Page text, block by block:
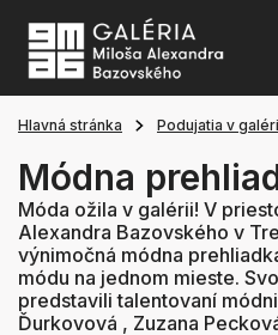
Hlavná stránka Podujatia v
Módna
Móda ožila v galérii! V
Alexandra Bazovského v
výnimočná módna
módu na jednom mieste.
predstavili talentovaní
Ďurkovová , Zuzana